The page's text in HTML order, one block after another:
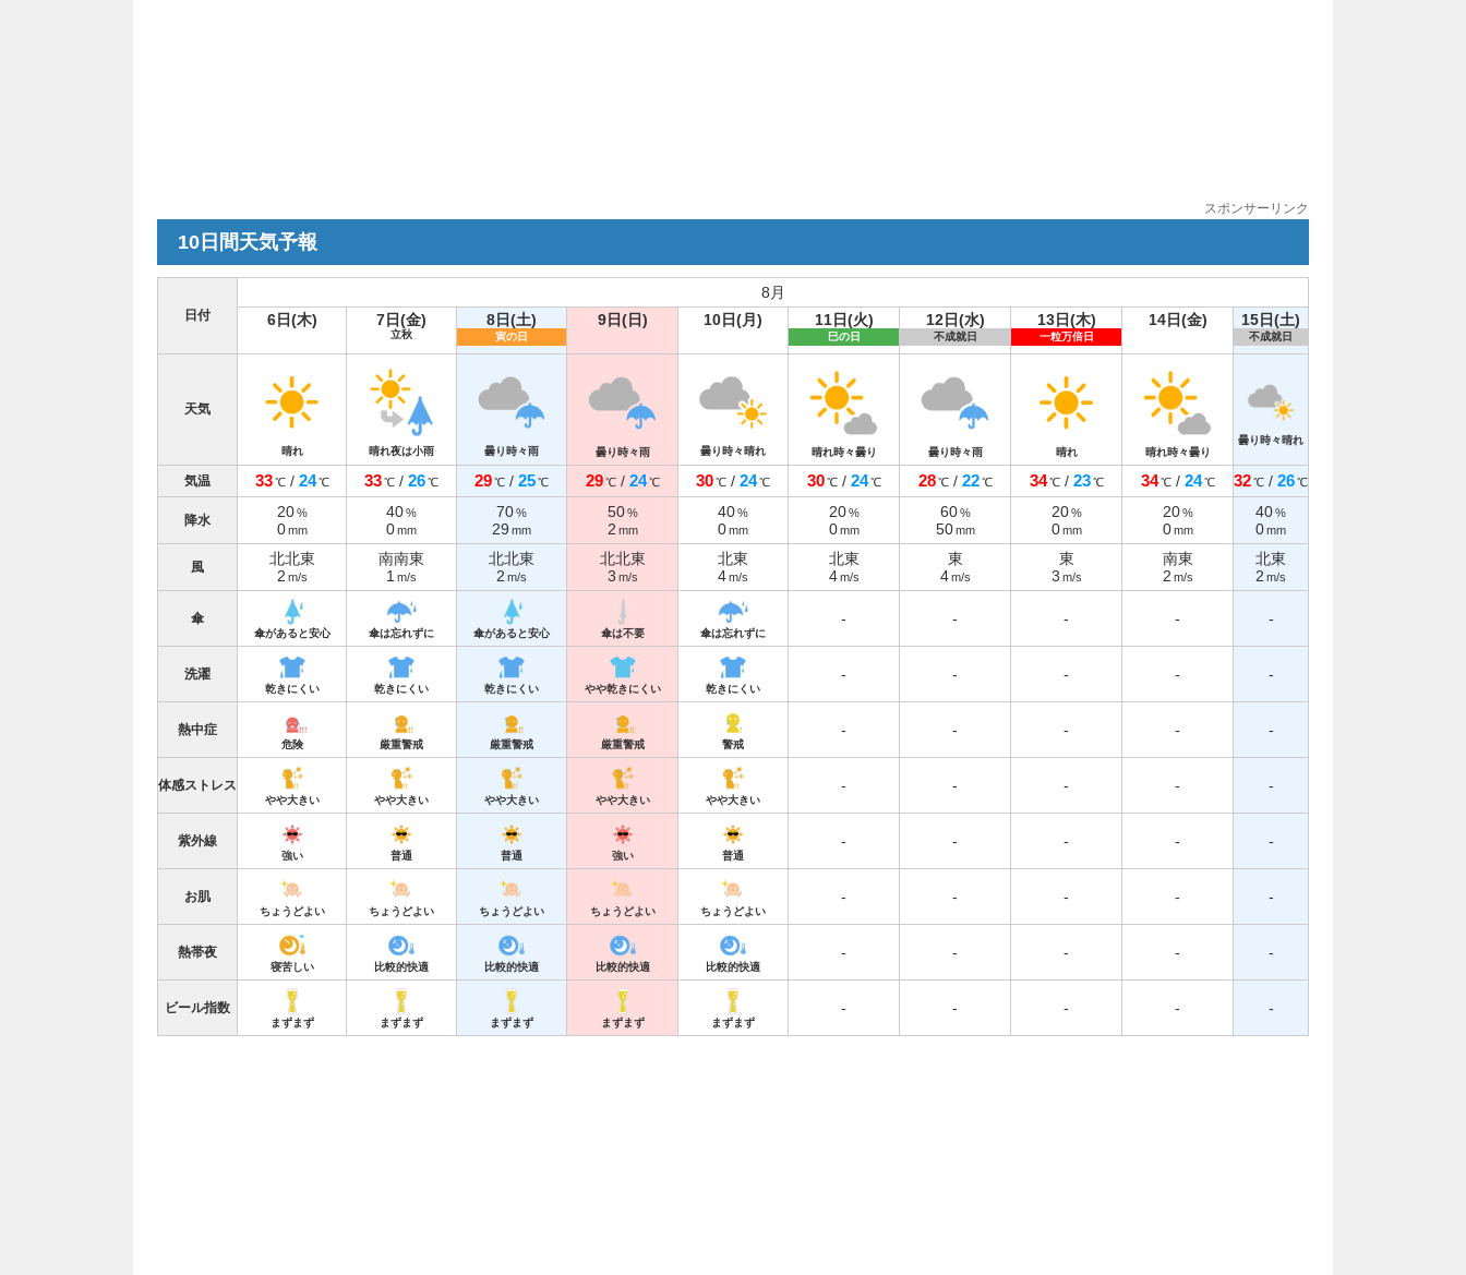
スポンサーリンク
10日間天気予報
日付
8月
6日(木)
7日(金)
立秋
8日(土)
寅の日
9日(日) 10日(月) 11日(火)
巳の日
12日(水)
不成就日
13日(木)
一粒万倍日
14日(金) 15日(土)
不成就日
天気
晴れ 晴れ夜は小雨 曇り時々雨 曇り時々雨 曇り時々晴れ 晴れ時々曇り 曇り時々雨 晴れ 晴れ時々曇り
曇り時々晴れ
気温 33 ℃/ 24 ℃ 33℃ / 26℃ 29℃ / 25℃ 29 ℃/ 24 ℃ 30℃ / 24℃ 30 ℃/ 24 ℃ 28 ℃/ 22 ℃ 34 ℃/ 23 ℃ 34 ℃/ 24 ℃ 32℃ / 26℃
降水 20 %
0 mm
40%
0mm
70%
29 mm
50 %
2 mm
40%
0mm
20 %
0 mm
60 %
50 mm
20 %
0 mm
20 %
0 mm
40%
0mm
風
北北東
2 m/s
南南東
1 m/s
北北東
2 m/s
北北東
3 m/s
北東
4m/s
北東
4 m/s
東
4 m/s
東
3 m/s
南東
2 m/s
北東
2 m/s
傘
傘があると安心 傘は忘れずに 傘があると安心 傘は不要 傘は忘れずに
- - - - -
洗濯
乾きにくい 乾きにくい 乾きにくい やや乾きにくい 乾きにくい
- - - - -
熱中症
危険 厳重警戒 厳重警戒 厳重警戒 警戒
- - - - -
体感ストレス
やや大きい やや大きい やや大きい やや大きい やや大きい
- - - - -
紫外線
強い 普通 普通 強い 普通
- - - - -
お肌
ちょうどよい ちょうどよい ちょうどよい ちょうどよい ちょうどよい
- - - - -
熱帯夜
寝苦しい 比較的快適 比較的快適 比較的快適 比較的快適
- - - - -
ビール指数
まずまず まずまず まずまず まずまず まずまず
- - - - -